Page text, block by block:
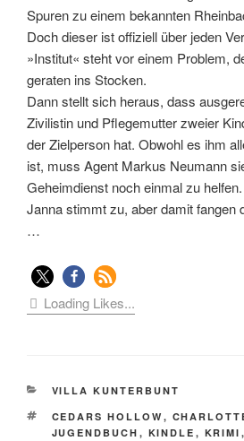
Spuren zu einem bekannten
Doch dieser ist offiziell über jeden
»Institut« steht vor einem Problem,
geraten ins Stocken.
Dann stellt sich heraus, dass
Zivilistin und Pflegemutter zweier
der Zielperson hat. Obwohl es ihm
ist, muss Agent Markus Neumann
Geheimdienst noch einmal zu helfen.
Janna stimmt zu, aber damit fangen
…
Loading Likes...
KATEGORIEN
VILLA KUNTERBUNT
SCHLAGWÖRTER
CEDARS HOLLOW ,
JUGENDBUCH , KINDLE , KRIMI ,